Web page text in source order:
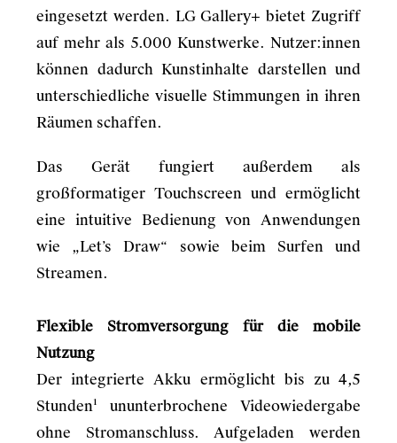
eingesetzt werden. LG Gallery+ bietet Zugriff
auf mehr als 5.000 Kunstwerke. Nutzer:innen
können dadurch Kunstinhalte darstellen und
unterschiedliche visuelle Stimmungen in ihren
Räumen schaffen.
Das Gerät fungiert außerdem als
großformatiger Touchscreen und ermöglicht
eine intuitive Bedienung von Anwendungen
wie „Let’s Draw“ sowie beim Surfen und
Streamen.
Flexible Stromversorgung für die mobile
Nutzung
Der integrierte Akku ermöglicht bis zu 4,5
Stunden¹ ununterbrochene Videowiedergabe
ohne Stromanschluss. Aufgeladen werden